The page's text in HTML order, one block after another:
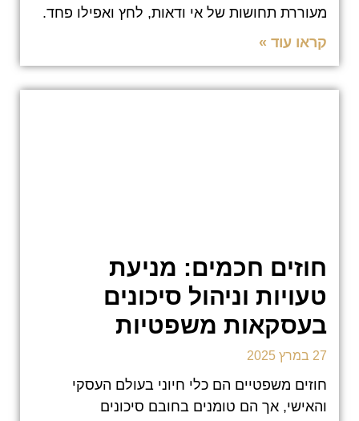
מעוררת תחושות של אי ודאות, לחץ ואפילו פחד.
קראו עוד »
חוזים חכמים: מניעת
טעויות וניהול סיכונים
בעסקאות משפטיות
27 במרץ 2025
חוזים משפטיים הם כלי חיוני בעולם העסקי
והאישי, אך הם טומנים בחובם סיכונים